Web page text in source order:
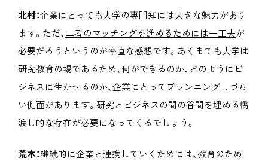
北村：企業にとっても大学の専門知には大きな魅力があり
ます。ただ、 二者のマッチングを進めるためには一工夫が
必要だろうというのが率直な感想です。あくまでも大学は
研究教育の場であるため、何ができるのか、どのようにビ
ジネスに生かせるのか、企業にとってプランニングしづら
い側面があります。研究とビジネスの間の谷間を埋める橋
渡し的な存在が必要になってくるでしょう。
荒木：継続的に企業と連携していくためには、教育のため